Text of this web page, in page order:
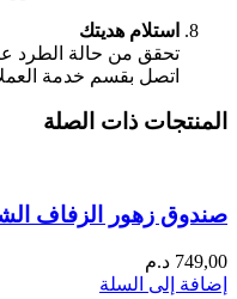
استلام هديتك
تحقق من حالة الطرد
اتصل بقسم خدمة
المنتجات ذات الصلة
صندوق زهور الزفاف
749,00 د.م
إضافة إلى السلة